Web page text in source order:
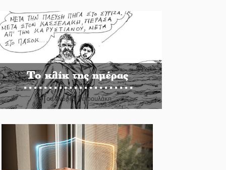
Το κλίκ της ημέρας
Του Ανδρέα Πετρουλάκη